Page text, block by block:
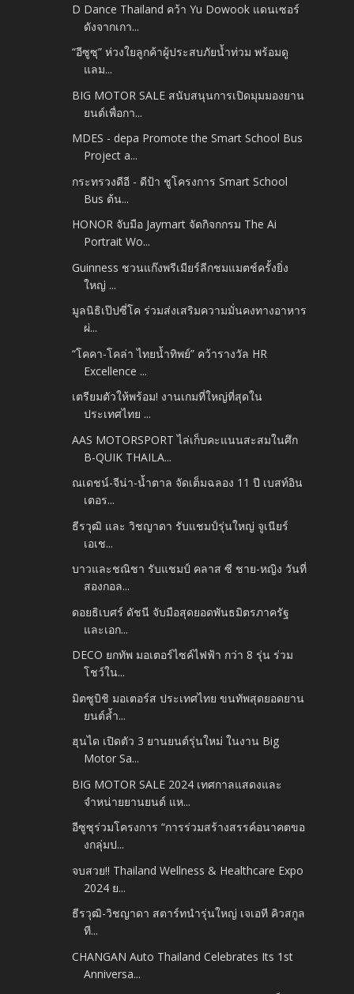
D Dance Thailand คว้า Yu Dowook แดนเซอร์
ดังจากเกา...
“อีซูซุ” ห่วงใยลูกค้าผู้ประสบภัยน้ำท่วม พร้อมดู
แลม...
BIG MOTOR SALE สนับสนุนการเปิดมุมมองยาน
ยนต์เพื่อกา...
MDES - depa Promote the Smart School Bus
Project a...
กระทรวงดีอี - ดีป้า ชูโครงการ Smart School
Bus ต้น...
HONOR จับมือ Jaymart จัดกิจกกรม The Ai
Portrait Wo...
Guinness ชวนแก๊งพรีเมียร์ลีกชมแมตช์ครั้งยิ่ง
ใหญ่ ...
มูลนิธิเป๊ปซี่โค ร่วมส่งเสริมความมั่นคงทางอาหาร
ผ่...
“โคคา-โคล่า ไทยน้ำทิพย์” คว้ารางวัล HR
Excellence ...
เตรียมตัวให้พร้อม! งานเกมที่ใหญ่ที่สุดใน
ประเทศไทย ...
AAS MOTORSPORT ไล่เก็บคะแนนสะสมในศึก
B-QUIK THAILA...
ณเดชน์-จีน่า-น้ำตาล จัดเต็มฉลอง 11 ปี เบสท์อิน
เตอร...
ธีรวุฒิ และ วิชญาดา รับแชมป์รุ่นใหญ่ จูเนียร์
เอเช...
บาวและชณิชา รับแชมป์ คลาส ซี ชาย-หญิง วันที่
สองกอล...
ดอยธิเบศร์ ดัชนี จับมือสุดยอดพันธมิตรภาครัฐ
และเอก...
DECO ยกทัพ มอเตอร์ไซค์ไฟฟ้า กว่า 8 รุ่น ร่วม
โชว์ใน...
มิตซูบิชิ มอเตอร์ส ประเทศไทย ขนทัพสุดยอดยาน
ยนต์ล้ำ...
ฮุนได เปิดตัว 3 ยานยนต์รุ่นใหม่ ในงาน Big
Motor Sa...
BIG MOTOR SALE 2024 เทศกาลแสดงและ
จำหน่ายยานยนต์ แห...
อีซูซุร่วมโครงการ “การร่วมสร้างสรรค์อนาคตขอ
งกลุ่มป...
จบสวย!! Thailand Wellness & Healthcare Expo
2024 ย...
ธีรวุฒิ-วิชญาดา สตาร์ทนำรุ่นใหญ่ เจเอที คิวสกูล
ที...
CHANGAN Auto Thailand Celebrates Its 1st
Anniversa...